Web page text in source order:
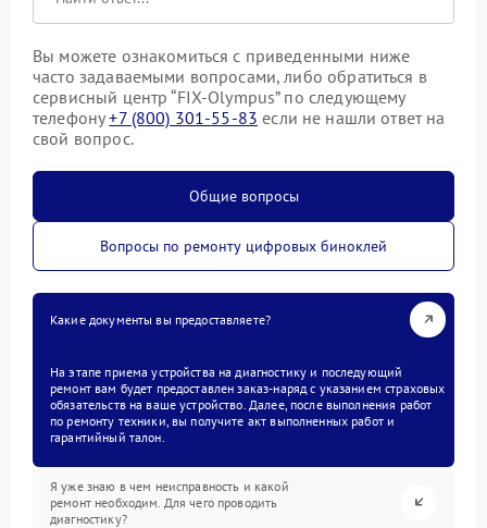
Вы можете ознакомиться с приведенными ниже
часто задаваемыми вопросами, либо обратиться в
сервисный центр “FIX-Olympus” по следующему
телефону+7 (800) 301-55-83 если не нашли ответ на
свой вопрос.
Общие вопросы
Вопросы по ремонту цифровых биноклей
Какие документы вы предоставляете?
На этапе приема устройства на диагностику и последующий
ремонт вам будет предоставлен заказ-наряд с указанием страховых
обязательств на ваше устройство. Далее, после выполнения работ
по ремонту техники, вы получите акт выполненных работ и
гарантийный талон.
Я уже знаю в чем неисправность и какой
ремонт необходим. Для чего проводить
диагностику?